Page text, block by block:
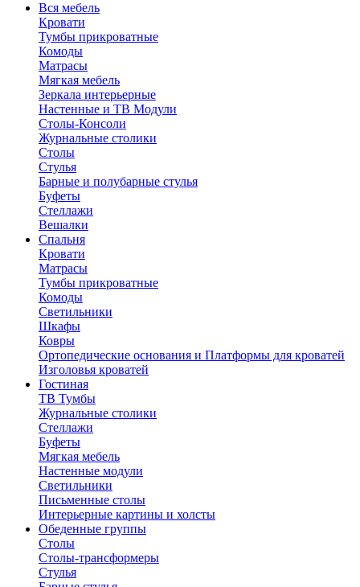
Вся мебель
Кровати
Тумбы прикроватные
Комоды
Матрасы
Мягкая мебель
Зеркала интерьерные
Настенные и ТВ Модули
Столы-Консоли
Журнальные столики
Столы
Стулья
Барные и полубарные стулья
Буфеты
Стеллажи
Вешалки
Cпальня
Кровати
Матрасы
Тумбы прикроватные
Комоды
Светильники
Шкафы
Ковры
Ортопедические основания и Платформы для кроватей
Изголовья кроватей
Гостиная
ТВ Тумбы
Журнальные столики
Стеллажи
Буфеты
Мягкая мебель
Настенные модули
Светильники
Письменные столы
Интерьерные картины и холсты
Обеденные группы
Столы
Столы-трансформеры
Стулья